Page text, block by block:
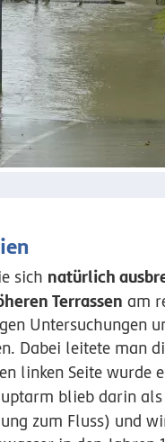
sich natürlich
Terrassen am
Untersuchungen
Dabei leitete man
linken Seite wurde
blieb darin
zum Fluss) und